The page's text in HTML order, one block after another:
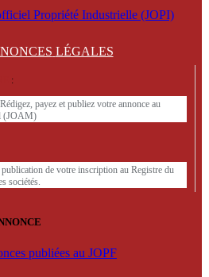
Propriété Industrielle (JOPI)
LÉGALES
:
payez et publiez votre annonce au
(JOAM)
publication de votre inscription au Registre du
sociétés.
publiées au JOPF